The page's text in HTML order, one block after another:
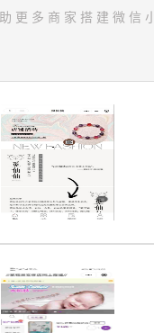
更多商家搭建微信